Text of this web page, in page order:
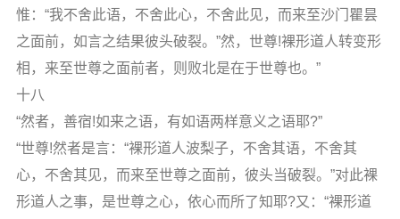
惟：“我不舍此语，不舍此心，不舍此见，而来至沙门瞿昙
之面前，如言之结果彼头破裂。”然，世尊!裸形道人转变形
相，来至世尊之面前者，则败北是在于世尊也。”
十八
“然者，善宿!如来之语，有如语两样意义之语耶?”
“世尊!然者是言：“裸形道人波梨子，不舍其语，不舍其
心，不舍其见，而来至世尊之面前，彼头当破裂。”对此裸
形道人之事，是世尊之心，依心而所了知耶?又：“裸形道